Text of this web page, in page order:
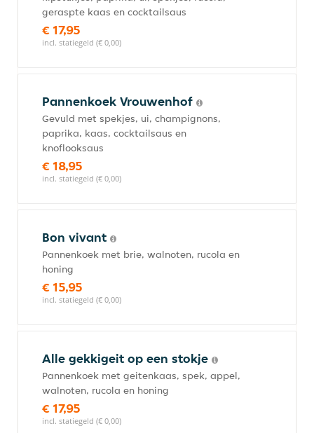
geraspte kaas en cocktailsaus
€ 17,95
incl. statiegeld (€ 0,00)
Pannenkoek Vrouwenhof
Gevuld met spekjes, ui, champignons,
paprika, kaas, cocktailsaus en
knoflooksaus
€ 18,95
incl. statiegeld (€ 0,00)
Bon vivant
Pannenkoek met brie, walnoten, rucola en
honing
€ 15,95
incl. statiegeld (€ 0,00)
Alle gekkigeit op een stokje
Pannenkoek met geitenkaas, spek, appel,
walnoten, rucola en honing
€ 17,95
incl. statiegeld (€ 0,00)